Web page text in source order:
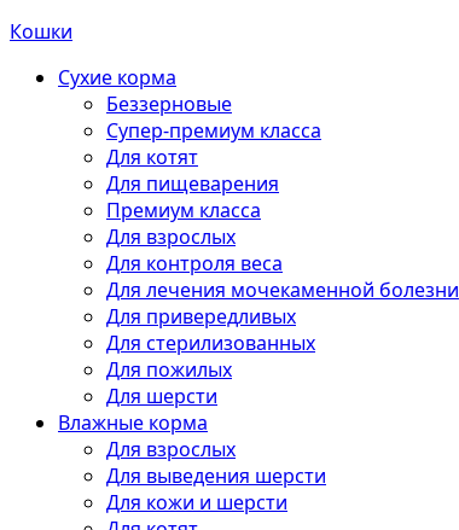
Кошки
Сухие корма
Беззерновые
Супер-премиум класса
Для котят
Для пищеварения
Премиум класса
Для взрослых
Для контроля веса
Для лечения мочекаменной болезни
Для привередливых
Для стерилизованных
Для пожилых
Для шерсти
Влажные корма
Для взрослых
Для выведения шерсти
Для кожи и шерсти